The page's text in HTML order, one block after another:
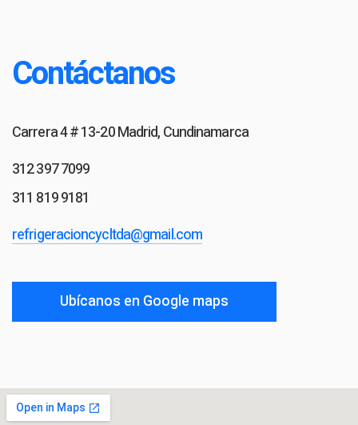
Contáctanos
Carrera 4 # 13-20 Madrid, Cundinamarca
312 397 7099
311 819 9181
refrigeracioncycltda@gmail.com
Ubícanos en Google maps